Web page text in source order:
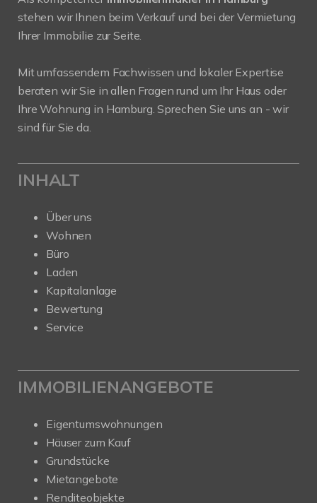
stehen wir Ihnen beim Verkauf und bei der Vermietung
Ihrer Immobilie zur Seite.
Mit umfassendem Fachwissen und lokaler Expertise
beraten wir Sie in allen Fragen rund um Ihr Haus oder
Ihre Wohnung in Hamburg. Sprechen Sie uns an - wir
sind für Sie da.
INHALT
Über uns
Wohnen
Büro
Laden
Kapitalanlage
Bewertung
Service
IMMOBILIENANGEBOTE
Eigentumswohnungen
Häuser zum Kauf
Grundstücke
Mietangebote
Renditeobjekte